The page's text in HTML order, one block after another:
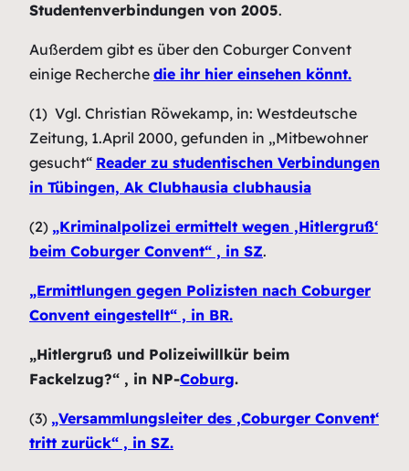
Studentenverbindungen von 2005.
Außerdem gibt es über den Coburger Convent
einige Recherche die ihr hier einsehen könnt.
(1) Vgl. Christian Röwekamp, in: Westdeutsche
Zeitung, 1.April 2000, gefunden in „Mitbewohner
gesucht“ Reader zu studentischen Verbindungen
in Tübingen, Ak Clubhausia clubhausia
(2) „Kriminalpolizei ermittelt wegen ‚Hitlergruß‘
beim Coburger Convent“ , in SZ.
„Ermittlungen gegen Polizisten nach Coburger
Convent eingestellt“ , in BR.
„Hitlergruß und Polizeiwillkür beim
Fackelzug?“ , in NP-Coburg.
(3) „Versammlungsleiter des ‚Coburger Convent‘
tritt zurück“ , in SZ.